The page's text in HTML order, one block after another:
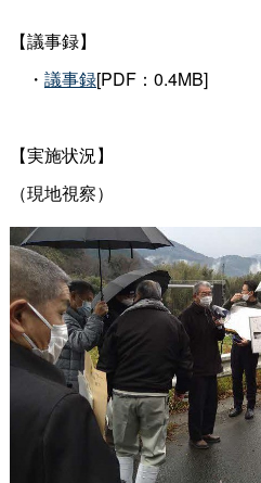
【議事録】
・ 議事録[PDF：0.4MB]
【実施状況】
（現地視察）